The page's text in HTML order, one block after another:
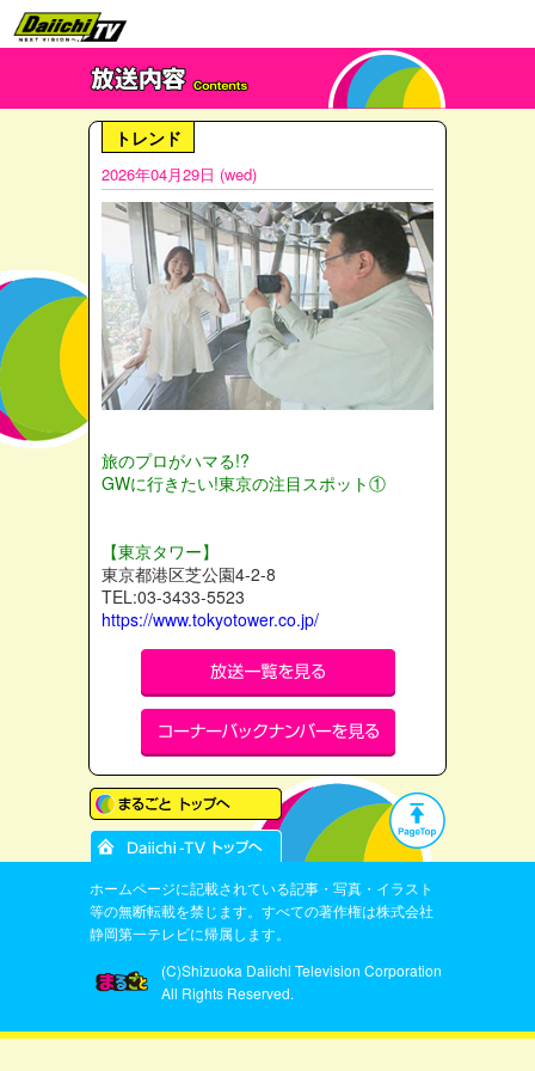
トレンド
2026年04月29日 (wed)
旅のプロがハマる!?
GWに行きたい!東京の注目スポット①
【東京タワー】
東京都港区芝公園4-2-8
TEL:03-3433-5523
https://www.tokyotower.co.jp/
ホームページに記載されている記事・写真・イラスト
等の無断転載を禁じます。すべての著作権は株式会社
静岡第一テレビに帰属します。
(C)Shizuoka Daiichi Television Corporation
All Rights Reserved.